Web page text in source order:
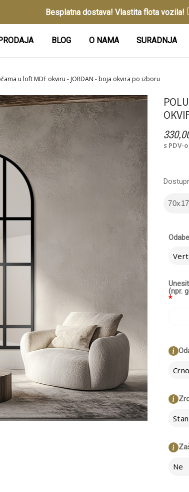
Besplatna dostava! Vlastita flota vozila!
BLOG O NAMA SURADNJA
u loft MDF okviru - JORDAN - boja okvira po izboru
s PDV-
*
(npr.
Crno
Ne